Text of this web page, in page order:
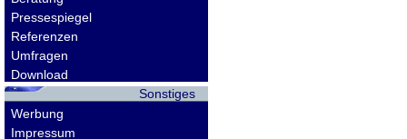
Pressespiegel
Referenzen
Umfragen
Download
Sonstiges
Werbung
Impressum